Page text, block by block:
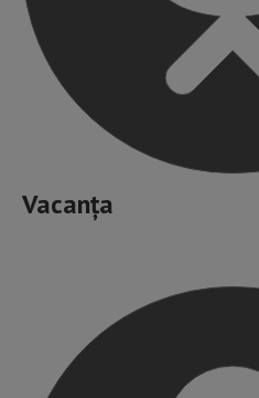
Vacanța